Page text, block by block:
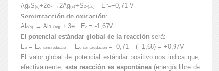
Ag2S(s)+2e− →2Ag(s)+S2−(aq) E°=−0,71 V
Semirreacción de oxidación:
Alo(s) → Al3+(aq) + 3e Eo = -1,67V
El potencial estándar global de la reacción será:
Eo = Eo sem.reducción – Eo sem.oxidación = -0,71 – (- 1,68) = +0,97V
El valor global de potencial estándar positivo nos indica que,
efectivamente, esta reacción es espontánea(energía libre de